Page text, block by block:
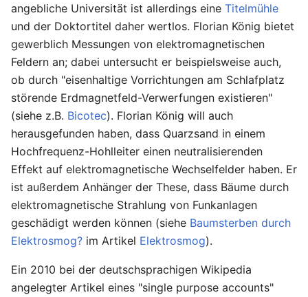
angebliche Universität ist allerdings eine Titelmühle
und der Doktortitel daher wertlos. Florian König bietet
gewerblich Messungen von elektromagnetischen
Feldern an; dabei untersucht er beispielsweise auch,
ob durch "eisenhaltige Vorrichtungen am Schlafplatz
störende Erdmagnetfeld-Verwerfungen existieren"
(siehe z.B. Bicotec). Florian König will auch
herausgefunden haben, dass Quarzsand in einem
Hochfrequenz-Hohlleiter einen neutralisierenden
Effekt auf elektromagnetische Wechselfelder haben. Er
ist außerdem Anhänger der These, dass Bäume durch
elektromagnetische Strahlung von Funkanlagen
geschädigt werden können (siehe Baumsterben durch
Elektrosmog? im Artikel Elektrosmog).
Ein 2010 bei der deutschsprachigen Wikipedia
angelegter Artikel eines "single purpose accounts"